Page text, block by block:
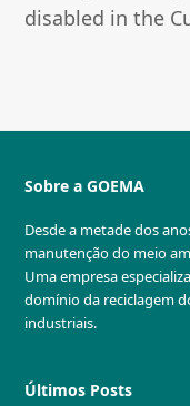
disabled in the
Sobre a GOEMA
Desde a metade dos
manutenção do meio
Uma empresa
domínio da reciclagem
industriais.
Últimos Posts